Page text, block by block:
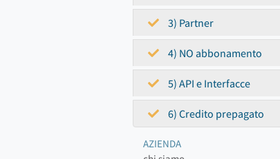
3) Partner
4) NO abbonamento
5) API e Interfacce
6) Credito prepagato
AZIENDA